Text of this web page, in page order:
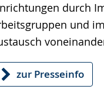
durch
und
zur Presseinfo